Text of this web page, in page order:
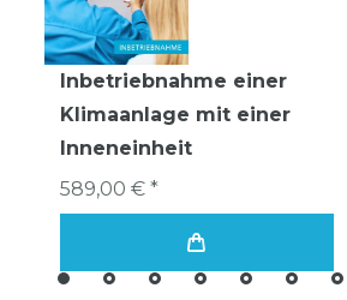
Inbetriebnahme einer
Klimaanlage mit einer
Inneneinheit
589,00 € *